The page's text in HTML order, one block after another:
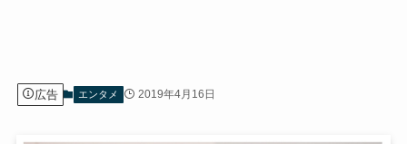
広告 エンタメ 2019年4月16日